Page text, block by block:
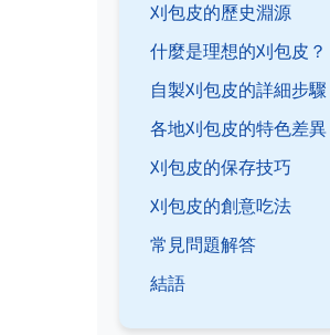
刈包皮的歷史淵源
什麼是理想的刈包皮？
自製刈包皮的詳細步驟
各地刈包皮的特色差異
刈包皮的保存技巧
刈包皮的創意吃法
常見問題解答
結語